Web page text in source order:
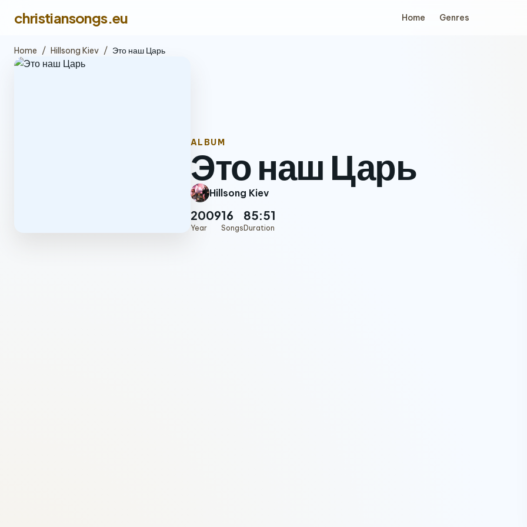
christiansongs.eu Home Genres
Home / Hillsong Kiev / Это наш Царь
ALBUM
Это наш Царь
Hillsong Kiev
2009
Year
16
Songs
85:51
Duration